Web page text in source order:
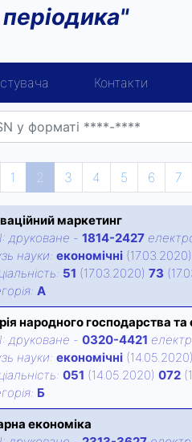
Контакти
1 2 3 4 5 6 7
маркетинг
друковане - 1814-2427
науки: економічні (17.03.2020)
51 (17.03.2020) 73
А
народного господарства
друковане - 0320-4421
науки: економічні (14.05.2020)
051 (14.05.2020) 072
Б
економіка